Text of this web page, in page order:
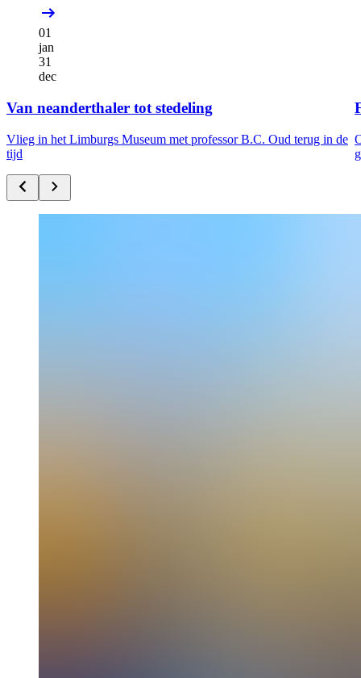
01
jan
31
dec
Van neanderthaler tot stedeling
Vlieg in het Limburgs Museum met professor B.C. Oud terug in de
tijd